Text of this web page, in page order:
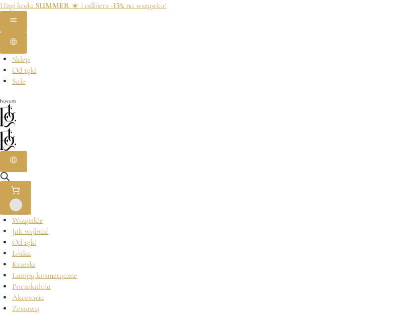
Użyj kodu SUMMER ☀️ i odbierz -15% na wszystko!
Sklep
Od ręki
Sale
Wszystkie
Jak wybrać
Od ręki
Łóżka
Krzesła
Lampy kosmetyczne
Poczekalnia
Akcesoria
Zestawy